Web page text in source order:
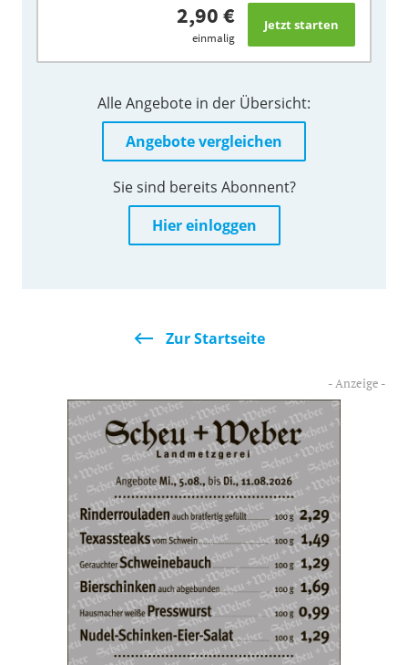
2,90 €
einmalig
Alle Angebote in der Übersicht:
Angebote vergleichen
Sie sind bereits Abonnent?
Hier einloggen
Zur Startseite